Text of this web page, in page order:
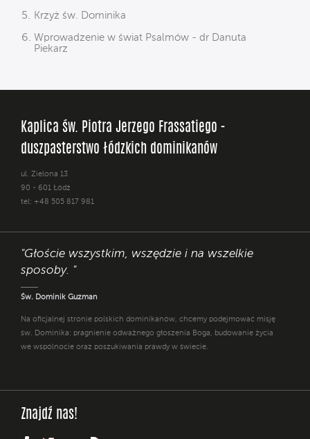
Krzyż św. Dominika
Wprowadzenie w świat Psalmów - dr Danuta
Piekarz
Kaplica św. Piotra Jerzego Frassatiego -
duszpasterstwo łódzkich dominikanów
ul. Zielona 13
90 - 601 Łódź
tel: +48 505 817 981
"Głoście wszystkim, wszędzie i na wszelkie
sposoby. "
Św. Dominik Guzman
Na oficjalnej stronie polskich dominikanów, chcemy podejmować misję
św. Dominika: pragnienie odważnego głoszenia Boga, budowanie życia
we wspólnocie oraz poszukiwania prawdy w świecie.
Znajdź nas!